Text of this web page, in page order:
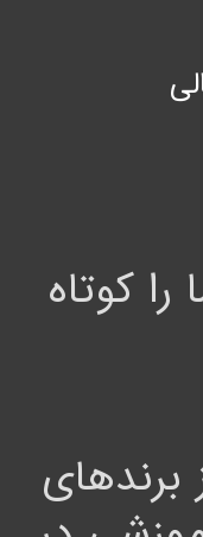
کوتاه
برندهای